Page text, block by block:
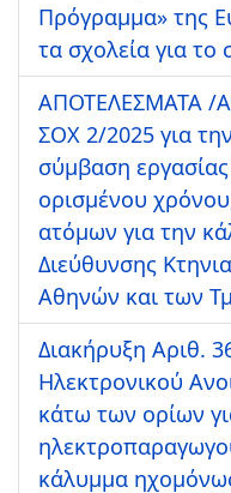
Πρόγραμμα» της
τα σχολεία για το
ΑΠΟΤΕΛΕΣΜΑΤΑ /
ΣΟΧ 2/2025 για
σύμβαση εργασίας
ορισμένου
ατόμων για την
Διεύθυνσης
Αθηνών και των
Διακήρυξη Αριθ.
Ηλεκτρονικού
κάτω των ορίων
κάλυμμα